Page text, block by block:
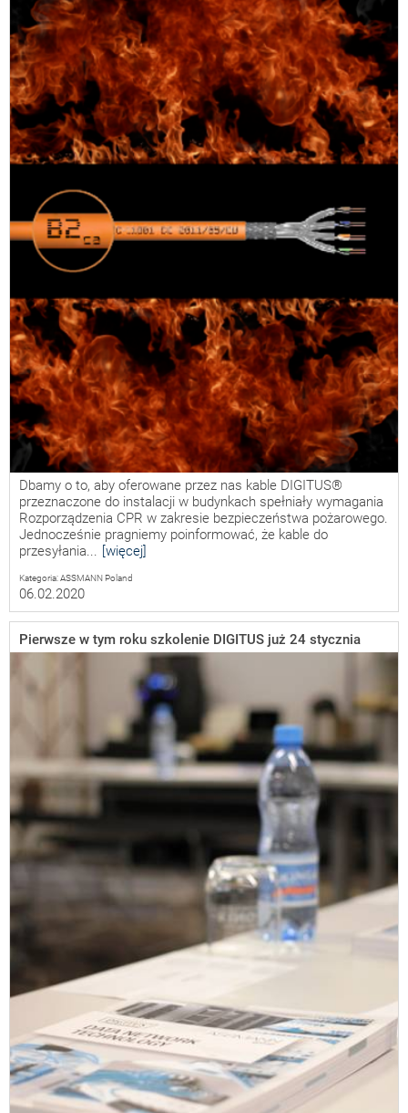
06.02.2020
Dbamy o to, aby oferowane przez nas kable DIGITUS®
przeznaczone do instalacji w budynkach spełniały wymagania
Rozporządzenia CPR w zakresie bezpieczeństwa pożarowego.
Jednocześnie pragniemy poinformować, że kable do
przesyłania... [więcej]
Kategoria: ASSMANN Poland
Pierwsze w tym roku szkolenie DIGITUS już 24 stycznia